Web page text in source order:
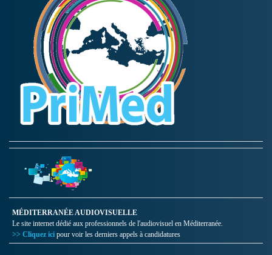
MÉDITERRANÉE AUDIOVISUELLE
Le site internet dédié aux professionnels de l'audiovisuel en Méditerranée.
>> Cliquez ici pour voir les derniers appels à candidatures